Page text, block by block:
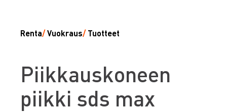
Renta/Vuokraus/ Tuotteet
Piikkauskoneen
piikki sds max